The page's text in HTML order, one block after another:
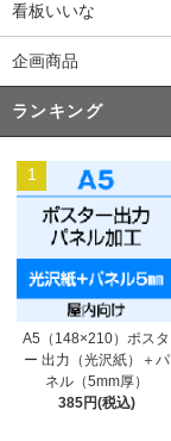
看板いいな
企画商品
ランキング
1
A5（148×210）ポスタ
ー 出力（光沢紙）＋パ
ネル（5mm厚）
385円(税込)